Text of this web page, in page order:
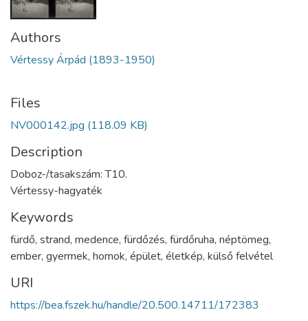
Authors
Vértessy Árpád (1893-1950)
Files
NV000142.jpg (118.09 KB)
Description
Doboz-/tasakszám: T10.
Vértessy-hagyaték
Keywords
fürdő, strand, medence, fürdőzés, fürdőruha, néptömeg,
ember, gyermek, homok, épület, életkép, külső felvétel
URI
https://bea.fszek.hu/handle/20.500.14711/172383